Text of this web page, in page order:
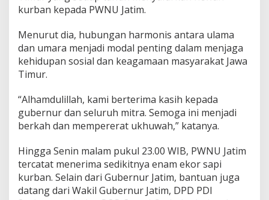
m
o
v
d
a
h
d
y
i
n
kurban kepada PWNU Jatim.
Menurut dia, hubungan harmonis antara ulama
dan umara menjadi modal penting dalam menjaga
kehidupan sosial dan keagamaan masyarakat Jawa
Timur.
“Alhamdulillah, kami berterima kasih kepada
gubernur dan seluruh mitra. Semoga ini menjadi
berkah dan mempererat ukhuwah,” katanya.
Hingga Senin malam pukul 23.00 WIB, PWNU Jatim
tercatat menerima sedikitnya enam ekor sapi
kurban. Selain dari Gubernur Jatim, bantuan juga
datang dari Wakil Gubernur Jatim, DPD PDI